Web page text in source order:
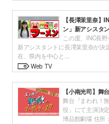
【長澤茉里奈】
ン」新アシスタ
この度、INC長
新アシスタントに長澤茉里奈が
在、県内を中心と...
Web TV
【小南光司】舞
舞台『まわれ！
役」にて主演決
博品館劇場 住所